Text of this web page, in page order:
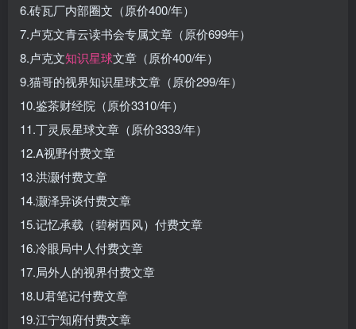
6.砖瓦厂内部圈文（原价400/年）
7.卢克文青云读书会专属文章（原价699年）
8.卢克文知识星球文章（原价400/年）
9.猫哥的视界知识星球文章（原价299/年）
10.鉴茶财经院（原价3310/年）
11.丁灵辰星球文章（原价3333/年）
12.A视野付费文章
13.洪灏付费文章
14.灏泽异谈付费文章
15.记忆承载（碧树西风）付费文章
16.冷眼局中人付费文章
17.局外人的视界付费文章
18.U君笔记付费文章
19.江宁知府付费文章